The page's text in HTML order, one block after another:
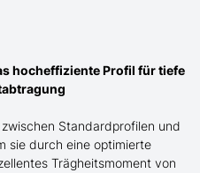
hocheffiziente Profil für tiefe
Standardprofilen und
sie durch eine optimierte
Trägheitsmoment von